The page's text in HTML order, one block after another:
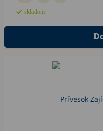
skladom